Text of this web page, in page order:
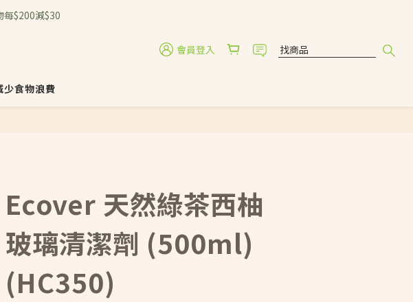
每$200減$30
會員登入
食物浪費
Ecover 天然綠茶西柚
玻璃清潔劑 (500ml)
(HC350)